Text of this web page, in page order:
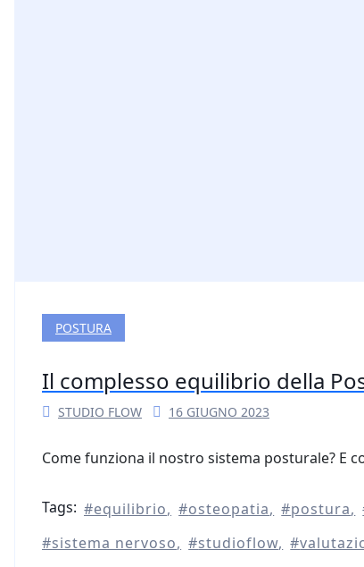
POSTURA
Il complesso equilibrio della
STUDIO FLOW 16 GIUGNO 2023
Come funziona il nostro sistema posturale? E
Tags: equilibrio osteopatia postura
sistema nervoso
studioflow